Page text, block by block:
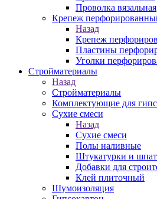
Проволка вязальная
Крепеж
Назад
Крепеж
Пластины
Уголки
Стройматериалы
Назад
Стройматериалы
Комплектующие для
Сухие смеси
Назад
Сухие смеси
Полы наливные
Штукатурки и
Добавки для
Клей плиточный
Шумоизоляция